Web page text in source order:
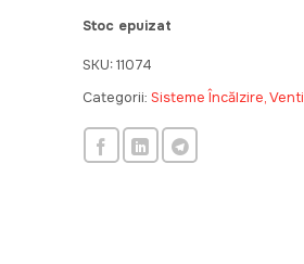
Stoc epuizat
SKU:11074
Categorii: Sisteme Încălzire,